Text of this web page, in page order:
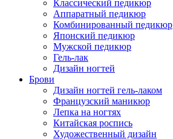
Классический педикюр
Аппаратный педикюр
Комбинированный педикюр
Японский педикюр
Мужской педикюр
Гель-лак
Дизайн ногтей
Брови
Дизайн ногтей гель-лаком
Французский маникюр
Лепка на ногтях
Китайская роспись
Художественный дизайн